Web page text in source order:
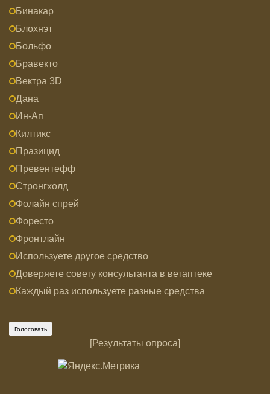
Бинакар
Блохнэт
Больфо
Бравекто
Вектра 3D
Дана
Ин-Ап
Килтикс
Празицид
Превентефф
Стронгхолд
Фолайн спрей
Форесто
Фронтлайн
Используете другое средство
Доверяете совету консультанта в ветаптеке
Каждый раз используете разные средства
[Результаты опроса]